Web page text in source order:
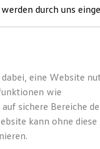
durch uns
eine Website
wie
sichere Bereiche
kann ohne diese